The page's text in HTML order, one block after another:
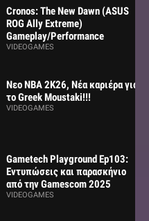
Cronos: The New Dawn (ASUS
ROG Ally Extreme)
Gameplay/Performance
VIDEOGAMES
Νεο NBA 2K26, Νέα καριέρα για
το Greek Moustaki!!!
VIDEOGAMES
Gametech Playground Ep103:
Εντυπώσεις και παρασκήνιο
από την Gamescom 2025
VIDEOGAMES